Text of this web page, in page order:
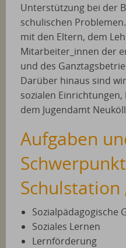
Unterstützung bei der
schulischen
mit den Eltern, dem
Mitarbeiter_innen der
und des
Darüber hinaus sind
sozialen
dem Jugendamt
Aufgaben
Schulstation
Sozialpädagogische
Soziales Lernen
Lernförderung